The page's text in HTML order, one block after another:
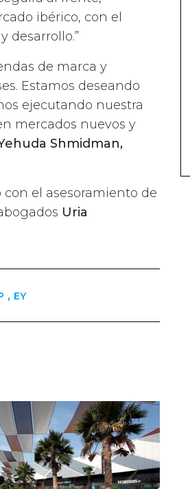
ibérico, con el
desarrollo.”
de marca y
Estamos deseando
ejecutando nuestra
mercados nuevos y
Shmidman,
el asesoramiento de
Uria
, EY